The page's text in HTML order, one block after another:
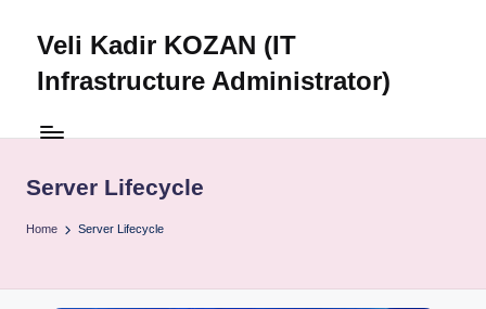
Veli Kadir KOZAN (IT
Infrastructure Administrator)
Server Lifecycle
Home Server Lifecycle